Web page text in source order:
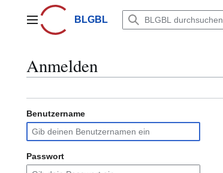
springenHauptmenüBLGBL
Anmelden
Benutzername
Passwort